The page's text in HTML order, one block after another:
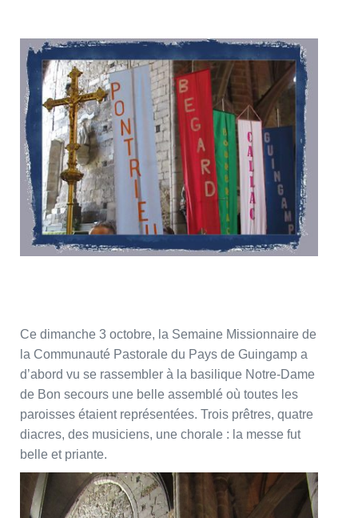
Ce dimanche 3 octobre, la Semaine Missionnaire de
la Communauté Pastorale du Pays de Guingamp a
d’abord vu se rassembler à la basilique Notre-Dame
de Bon secours une belle assemblé où toutes les
paroisses étaient représentées. Trois prêtres, quatre
diacres, des musiciens, une chorale : la messe fut
belle et priante.